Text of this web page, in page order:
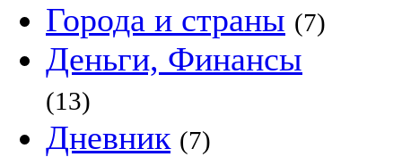
Города и страны (7)
Деньги, Финансы
(13)
Дневник (7)